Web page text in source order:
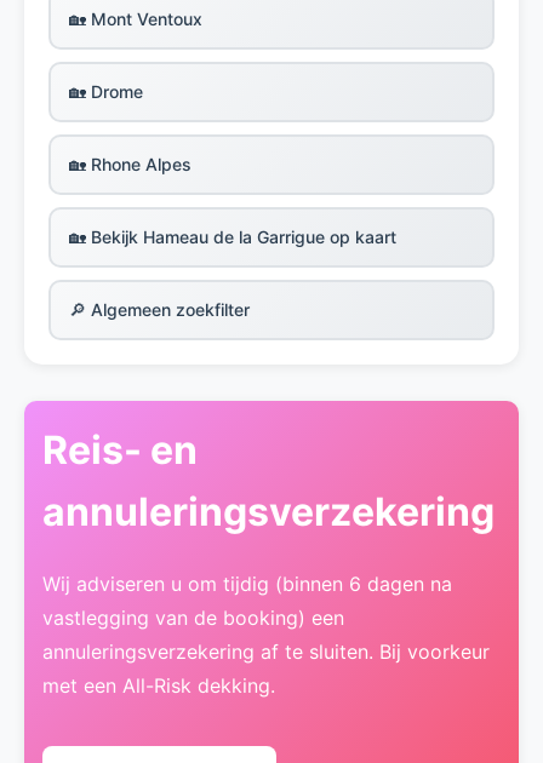
🏡 Mont Ventoux
🏡 Drome
🏡 Rhone Alpes
🏡 Bekijk Hameau de la Garrigue op kaart
🔎 Algemeen zoekfilter
Reis- en
annuleringsverzekering
Wij adviseren u om tijdig (binnen 6 dagen na
vastlegging van de booking) een
annuleringsverzekering af te sluiten. Bij voorkeur
met een All-Risk dekking.